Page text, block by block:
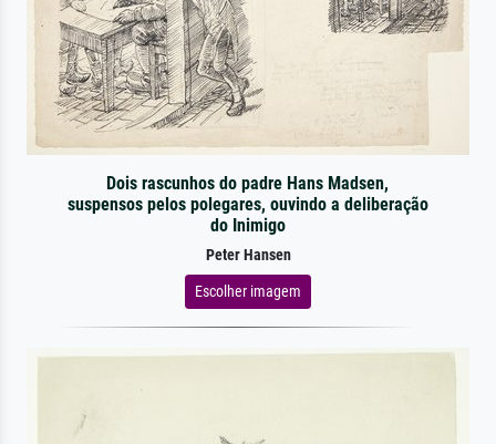
Dois rascunhos do padre Hans Madsen,
suspensos pelos polegares, ouvindo a deliberação
do Inimigo
Peter Hansen
Escolher imagem